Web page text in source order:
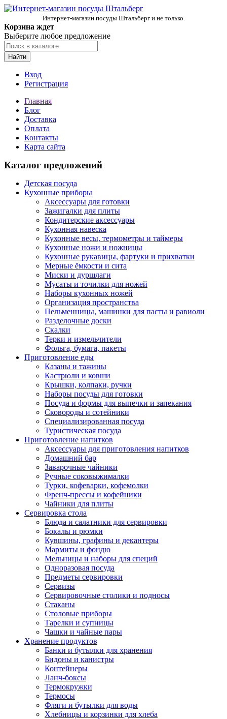
Интернет-магазин посуды Штальберг и не только.
Корзина ждет
Выберите любое предложение
Найти
Вход
Регистрация
Главная
Блог
Доставка
Оплата
Контакты
Карта сайта
Каталог предложений
Детская посуда
Кухонные приборы
Аксессуары для готовки
Зажигалки для плиты
Кондитерские аксессуары
Кухонная навеска
Кухонные весы, термометры и таймеры
Кухонные ножи и ножницы
Кухонные рукавицы, фартуки и прихватки
Мерные ёмкости и сита
Миски и дуршлаги
Мусаты и точилки для ножей
Наборы кухонных ножей
Организация пространства
Пельменницы, машинки для пасты и равиоли
Разделочные доски
Скалки
Терки и измельчители
Фольга, бумага, пакеты
Приготовление еды
Казаны и тажины
Кастрюли и ковши
Крышки, колпаки, ручки
Наборы посуды для готовки
Посуда и формы для выпечки и запекания
Сковороды и сотейники
Специализированная посуда
Туристическая посуда
Приготовление напитков
Аксессуары для приготовления напитков
Домашний бар
Заварочные чайники
Ручные соковыжималки
Турки, кофеварки, кофемолки
Френч-прессы и кофейники
Чайники для плиты
Сервировка стола
Блюда и салатники для сервировки
Бокалы и рюмки
Кувшины, графины и декантеры
Мармиты и фондю
Мельницы и наборы для специй
Одноразовая посуда
Предметы сервировки
Сервизы
Сервировочные столики и подносы
Стаканы
Столовые приборы
Тарелки и супницы
Чашки и чайные пары
Хранение продуктов
Банки и бутылки для хранения
Бидоны и канистры
Контейнеры
Ланч-боксы
Термокружки
Термосы
Фляги и бутылки для воды
Хлебницы и корзинки для хлеба